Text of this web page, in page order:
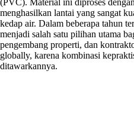
menghasilkan lantai yang sangat
kedap air. Dalam beberapa tahun
menjadi salah satu pilihan utama
pengembang properti, dan
globally, karena kombinasi
ditawarkannya.